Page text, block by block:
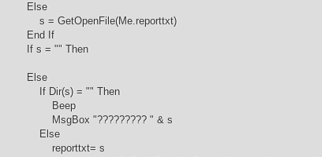
Else
s = GetOpenFile(Me.reporttxt)
End If
If s = "" Then
Else
If Dir(s) = "" Then
Beep
MsgBox "????????? " & s
Else
reporttxt= s